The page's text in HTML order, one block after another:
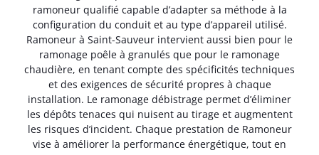
ramoneur qualifié capable d’adapter sa méthode à la
configuration du conduit et au type d’appareil utilisé.
Ramoneur à Saint-Sauveur intervient aussi bien pour le
ramonage poêle à granulés que pour le ramonage
chaudière, en tenant compte des spécificités techniques
et des exigences de sécurité propres à chaque
installation. Le ramonage débistrage permet d’éliminer
les dépôts tenaces qui nuisent au tirage et augmentent
les risques d’incident. Chaque prestation de Ramoneur
vise à améliorer la performance énergétique, tout en